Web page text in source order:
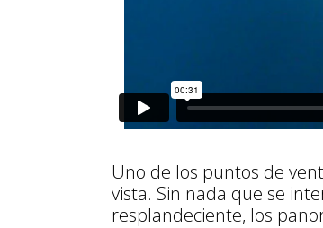
Uno de los puntos de
vista. Sin nada que se
resplandeciente, los